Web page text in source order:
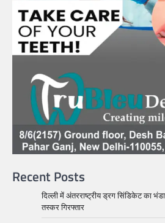
Recent Posts
दिल्ली में अंतरराष्ट्रीय ड्रग सिंडिकेट का
तस्कर गिरफ्तार